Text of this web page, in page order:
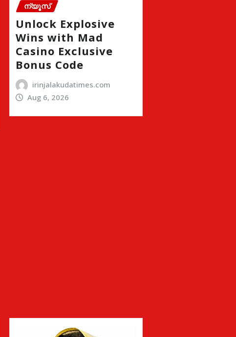
ന്യൂസ്
Unlock Explosive
Wins with Mad
Casino Exclusive
Bonus Code
irinjalakudatimes.com
Aug 6, 2026